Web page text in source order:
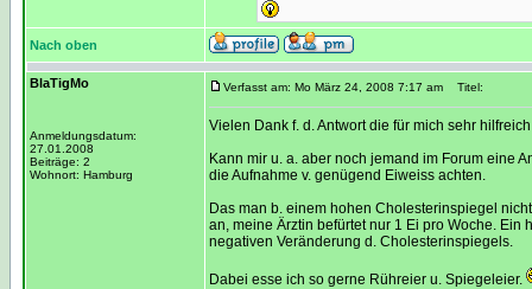
Nach oben
BlaTigMo
Anmeldungsdatum:
27.01.2008
Beiträge: 2
Wohnort: Hamburg
Verfasst am: Mo März 24, 2008 7:17 am Titel:
Vielen Dank f. d. Antwort die für mich sehr
Kann mir u. a. aber noch jemand im Forum eine
die Aufnahme v. genügend Eiweiss achten.
Das man b. einem hohen Cholesterinspiegel
an, meine Ärztin befürtet nur 1 Ei pro Woche.
negativen Veränderung d. Cholesterinspiegels.
Dabei esse ich so gerne Rühreier u. Spiegeleier.